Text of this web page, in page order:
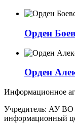
Орден
Орден
Информационное
Учредитель: АУ ВО
информационный